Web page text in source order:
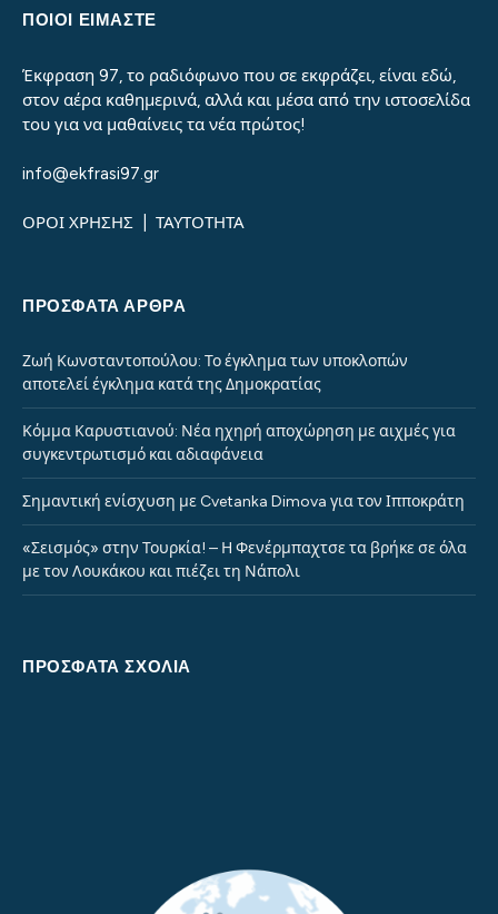
ΠΟΙΟΙ ΕΙΜΑΣΤΕ
Έκφραση 97, το ραδιόφωνο που σε εκφράζει, είναι εδώ,
στον αέρα καθημερινά, αλλά και μέσα από την ιστοσελίδα
του για να μαθαίνεις τα νέα πρώτος!
info@ekfrasi97.gr
ΟΡΟΙ ΧΡΗΣΗΣ ΤΑΥΤΟΤΗΤΑ
ΠΡΌΣΦΑΤΑ ΆΡΘΡΑ
Ζωή Κωνσταντοπούλου: Το έγκλημα των υποκλοπών
αποτελεί έγκλημα κατά της Δημοκρατίας
Κόμμα Καρυστιανού: Νέα ηχηρή αποχώρηση με αιχμές για
συγκεντρωτισμό και αδιαφάνεια
Σημαντική ενίσχυση με Cvetanka Dimova για τον Ιπποκράτη
«Σεισμός» στην Τουρκία! – Η Φενέρμπαχτσε τα βρήκε σε όλα
με τον Λουκάκου και πιέζει τη Νάπολι
ΠΡΌΣΦΑΤΑ ΣΧΌΛΙΑ